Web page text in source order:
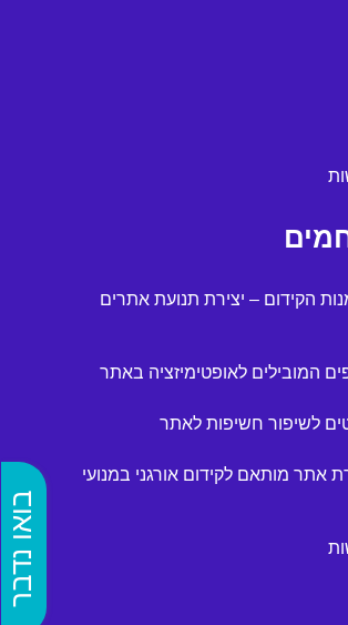
בואו נדבר
הקידום – יצירת תנועת אתרים
המובילים לאופטימיזציה באתר
לשיפור חשיפות לאתר
אתר מותאם לקידום אורגני במנועי